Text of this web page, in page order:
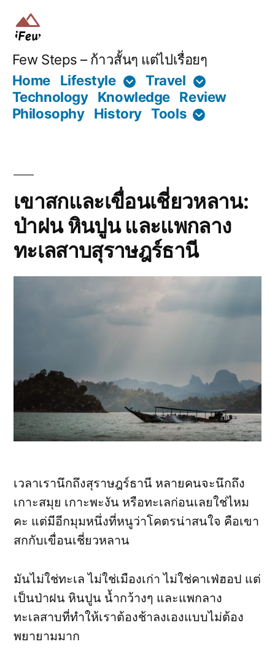
Few Steps – ก้าวสั้นๆ แต่ไปเรื่อยๆ
Home
Lifestyle
Travel
Technology
Knowledge Review
Philosophy
History Tools
เขาสกและเขื่อนเชี่ยวหลาน:
ป่าฝน หินปูน และแพกลาง
ทะเลสาบสุราษฎร์ธานี
เวลาเรานึกถึงสุราษฎร์ธานี หลายคนจะนึกถึง
เกาะสมุย เกาะพะงัน หรือทะเลก่อนเลยใช่ไหม
คะ แต่มีอีกมุมหนึ่งที่หนูว่าโคตรน่าสนใจ คือเขา
สกกับเขื่อนเชี่ยวหลาน
มันไม่ใช่ทะเล ไม่ใช่เมืองเก่า ไม่ใช่คาเฟ่ฮอป แต่
เป็นป่าฝน หินปูน น้ำกว้างๆ และแพกลาง
ทะเลสาบที่ทำให้เราต้องช้าลงเองแบบไม่ต้อง
พยายามมาก